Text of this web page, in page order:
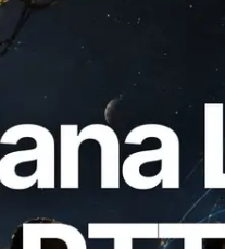
Slot API ด้วย